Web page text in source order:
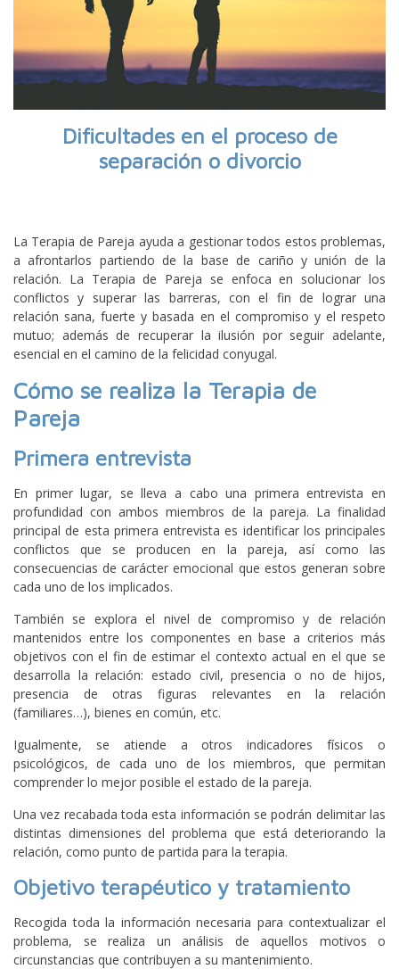
Dificultades en el proceso de
separación o divorcio
La Terapia de Pareja ayuda a gestionar todos estos problemas,
a afrontarlos partiendo de la base de cariño y unión de la
relación. La Terapia de Pareja se enfoca en solucionar los
conflictos y superar las barreras, con el fin de lograr una
relación sana, fuerte y basada en el compromiso y el respeto
mutuo; además de recuperar la ilusión por seguir adelante,
esencial en el camino de la felicidad conyugal.
Cómo se realiza la Terapia de
Pareja
Primera entrevista
En primer lugar, se lleva a cabo una primera entrevista en
profundidad con ambos miembros de la pareja. La finalidad
principal de esta primera entrevista es identificar los principales
conflictos que se producen en la pareja, así como las
consecuencias de carácter emocional que estos generan sobre
cada uno de los implicados.
También se explora el nivel de compromiso y de relación
mantenidos entre los componentes en base a criterios más
objetivos con el fin de estimar el contexto actual en el que se
desarrolla la relación: estado civil, presencia o no de hijos,
presencia de otras figuras relevantes en la relación
(familiares…), bienes en común, etc.
Igualmente, se atiende a otros indicadores físicos o
psicológicos, de cada uno de los miembros, que permitan
comprender lo mejor posible el estado de la pareja.
Una vez recabada toda esta información se podrán delimitar las
distintas dimensiones del problema que está deteriorando la
relación, como punto de partida para la terapia.
Objetivo terapéutico y tratamiento
Recogida toda la información necesaria para contextualizar el
problema, se realiza un análisis de aquellos motivos o
circunstancias que contribuyen a su mantenimiento.